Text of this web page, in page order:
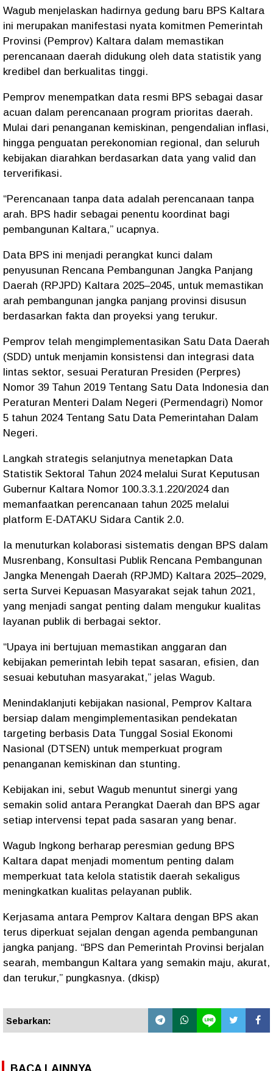
Wagub menjelaskan hadirnya gedung baru BPS Kaltara
ini merupakan manifestasi nyata komitmen Pemerintah
Provinsi (Pemprov) Kaltara dalam memastikan
perencanaan daerah didukung oleh data statistik yang
kredibel dan berkualitas tinggi.
Pemprov menempatkan data resmi BPS sebagai dasar
acuan dalam perencanaan program prioritas daerah.
Mulai dari penanganan kemiskinan, pengendalian inflasi,
hingga penguatan perekonomian regional, dan seluruh
kebijakan diarahkan berdasarkan data yang valid dan
terverifikasi.
“Perencanaan tanpa data adalah perencanaan tanpa
arah. BPS hadir sebagai penentu koordinat bagi
pembangunan Kaltara,” ucapnya.
Data BPS ini menjadi perangkat kunci dalam
penyusunan Rencana Pembangunan Jangka Panjang
Daerah (RPJPD) Kaltara 2025–2045, untuk memastikan
arah pembangunan jangka panjang provinsi disusun
berdasarkan fakta dan proyeksi yang terukur.
Pemprov telah mengimplementasikan Satu Data Daerah
(SDD) untuk menjamin konsistensi dan integrasi data
lintas sektor, sesuai Peraturan Presiden (Perpres)
Nomor 39 Tahun 2019 Tentang Satu Data Indonesia dan
Peraturan Menteri Dalam Negeri (Permendagri) Nomor
5 tahun 2024 Tentang Satu Data Pemerintahan Dalam
Negeri.
Langkah strategis selanjutnya menetapkan Data
Statistik Sektoral Tahun 2024 melalui Surat Keputusan
Gubernur Kaltara Nomor 100.3.3.1.220/2024 dan
memanfaatkan perencanaan tahun 2025 melalui
platform E-DATAKU Sidara Cantik 2.0.
Ia menuturkan kolaborasi sistematis dengan BPS dalam
Musrenbang, Konsultasi Publik Rencana Pembangunan
Jangka Menengah Daerah (RPJMD) Kaltara 2025–2029,
serta Survei Kepuasan Masyarakat sejak tahun 2021,
yang menjadi sangat penting dalam mengukur kualitas
layanan publik di berbagai sektor.
“Upaya ini bertujuan memastikan anggaran dan
kebijakan pemerintah lebih tepat sasaran, efisien, dan
sesuai kebutuhan masyarakat,” jelas Wagub.
Menindaklanjuti kebijakan nasional, Pemprov Kaltara
bersiap dalam mengimplementasikan pendekatan
targeting berbasis Data Tunggal Sosial Ekonomi
Nasional (DTSEN) untuk memperkuat program
penanganan kemiskinan dan stunting.
Kebijakan ini, sebut Wagub menuntut sinergi yang
semakin solid antara Perangkat Daerah dan BPS agar
setiap intervensi tepat pada sasaran yang benar.
Wagub Ingkong berharap peresmian gedung BPS
Kaltara dapat menjadi momentum penting dalam
memperkuat tata kelola statistik daerah sekaligus
meningkatkan kualitas pelayanan publik.
Kerjasama antara Pemprov Kaltara dengan BPS akan
terus diperkuat sejalan dengan agenda pembangunan
jangka panjang. “BPS dan Pemerintah Provinsi berjalan
searah, membangun Kaltara yang semakin maju, akurat,
dan terukur,” pungkasnya. (dkisp)
Sebarkan:
BACA LAINNYA